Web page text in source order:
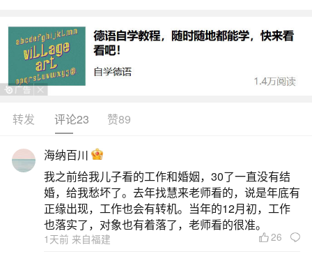
生活中像冬至是哪一天2026立春？都是很常见
的问题，但是小问题不注意可能会引起大麻烦，下
面就这个问题给大家做一些解读：
1、2026春打六九头还是五九尾
2026年立春是2月4日，属于“春打六九头”。
转发 评论23 赞89
海纳百川
我之前给我儿子看的工作和婚姻，30了一直没有结
婚，给我愁坏了。去年找慧来老师看的，说是年底有
正缘出现，工作也会有转机。当年的12月初，工作
也落实了，对象也有着落了，老师看的很准。
1天前 来自福建 26